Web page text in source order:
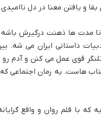
و یافتن معنا در دل
تا مدت ها ذهنت درگیرش
داستانی ایران می شه.
قوی عمل می کنن و آدم رو
هاست. یه رمان اجتماعی
که با قلم روان و واقع